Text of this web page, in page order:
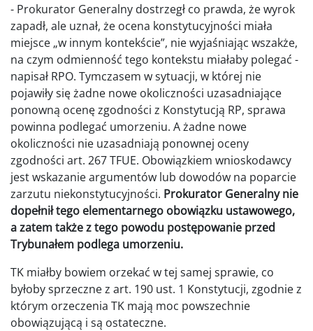
- Prokurator Generalny dostrzegł co prawda, że wyrok
zapadł, ale uznał, że ocena konstytucyjności miała
miejsce „w innym kontekście”, nie wyjaśniając wszakże,
na czym odmienność tego kontekstu miałaby polegać -
napisał RPO. Tymczasem w sytuacji, w której nie
pojawiły się żadne nowe okoliczności uzasadniające
ponowną ocenę zgodności z Konstytucją RP, sprawa
powinna podlegać umorzeniu. A żadne nowe
okoliczności nie uzasadniają ponownej oceny
zgodności art. 267 TFUE. Obowiązkiem wnioskodawcy
jest wskazanie argumentów lub dowodów na poparcie
zarzutu niekonstytucyjności. Prokurator Generalny nie
dopełnił tego elementarnego obowiązku ustawowego,
a zatem także z tego powodu postępowanie przed
Trybunałem podlega umorzeniu.
TK miałby bowiem orzekać w tej samej sprawie, co
byłoby sprzeczne z art. 190 ust. 1 Konstytucji, zgodnie z
którym orzeczenia TK mają moc powszechnie
obowiązującą i są ostateczne.